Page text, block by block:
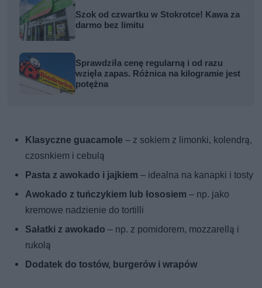
Szok od czwartku w Stokrotce! Kawa za
darmo bez limitu
Sprawdziła cenę regularną i od razu
wzięła zapas. Różnica na kilogramie jest
potężna
Klasyczne guacamole – z sokiem z limonki, kolendrą,
czosnkiem i cebulą
Pasta z awokado i jajkiem – idealna na kanapki i tosty
Awokado z tuńczykiem lub łososiem – np. jako
kremowe nadzienie do tortilli
Sałatki z awokado – np. z pomidorem, mozzarellą i
rukolą
Dodatek do tostów, burgerów i wrapów